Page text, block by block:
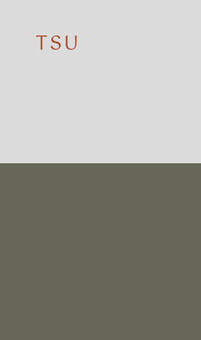
TSU